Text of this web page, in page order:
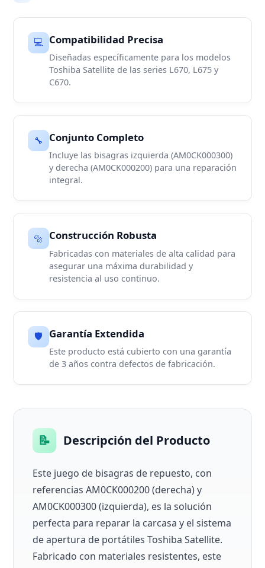
💻 Compatibilidad Precisa
Diseñadas específicamente para los modelos
Toshiba Satellite de las series L670, L675 y
C670.
🔧 Conjunto Completo
Incluye las bisagras izquierda (AM0CK000300)
y derecha (AM0CK000200) para una reparación
integral.
🔩 Construcción Robusta
Fabricadas con materiales de alta calidad para
asegurar una máxima durabilidad y
resistencia al uso continuo.
🛡️ Garantía Extendida
Este producto está cubierto con una garantía
de 3 años contra defectos de fabricación.
📝 Descripción del Producto
Este juego de bisagras de repuesto, con
referencias AM0CK000200 (derecha) y
AM0CK000300 (izquierda), es la solución
perfecta para reparar la carcasa y el sistema
de apertura de portátiles Toshiba Satellite.
Fabricado con materiales resistentes, este